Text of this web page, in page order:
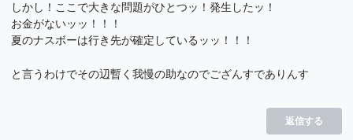
しかし！ここで大きな問題がひとつッ！発生したッ！
お金がないッッ！！！
夏のナスボーは行き先が確定しているッッ！！！
と言うわけでその辺暫く我慢の助なのでござんすでありんす
返信する